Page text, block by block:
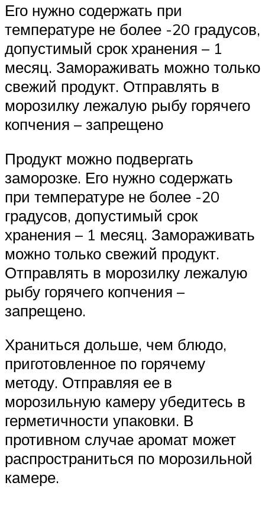
Его нужно содержать при
температуре не более -20 градусов,
допустимый срок хранения – 1
месяц. Замораживать можно только
свежий продукт. Отправлять в
морозилку лежалую рыбу горячего
копчения – запрещено
Продукт можно подвергать
заморозке. Его нужно содержать
при температуре не более -20
градусов, допустимый срок
хранения – 1 месяц. Замораживать
можно только свежий продукт.
Отправлять в морозилку лежалую
рыбу горячего копчения –
запрещено.
Храниться дольше, чем блюдо,
приготовленное по горячему
методу. Отправляя ее в
морозильную камеру убедитесь в
герметичности упаковки. В
противном случае аромат может
распространиться по морозильной
камере.